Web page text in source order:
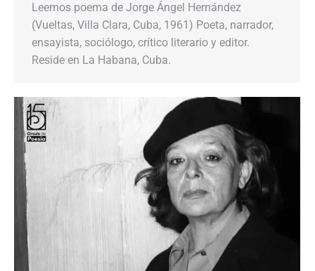
Leemos poema de Jorge Ángel Hernández
(Vueltas, Villa Clara, Cuba, 1961) Poeta, narrador,
ensayista, sociólogo, crítico literario y editor.
Reside en La Habana, Cuba.